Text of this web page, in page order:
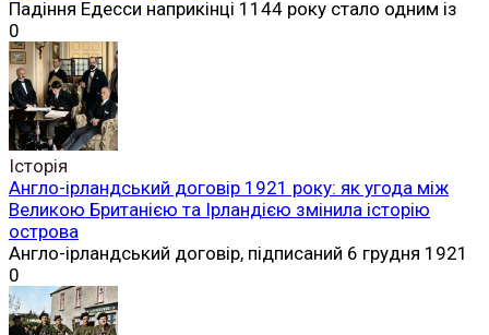
Падіння Едесси наприкінці 1144 року стало одним із
0
Історія
Англо-ірландський договір 1921 року: як угода між
Великою Британією та Ірландією змінила історію
острова
Англо-ірландський договір, підписаний 6 грудня 1921
0